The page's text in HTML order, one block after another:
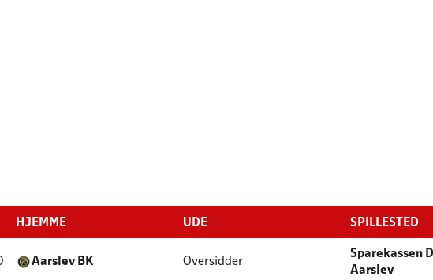
HJEMME UDE SPILLESTED
Aarslev BK Oversidder
Sparekassen
Aarslev